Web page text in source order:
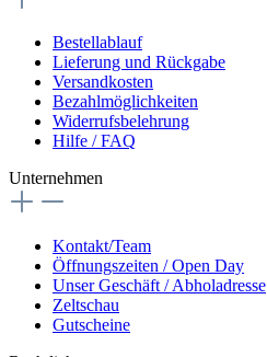
Bestellablauf
Lieferung und Rückgabe
Versandkosten
Bezahlmöglichkeiten
Widerrufsbelehrung
Hilfe / FAQ
Unternehmen
Kontakt/Team
Öffnungszeiten / Open Day
Unser Geschäft / Abholadresse
Zeltschau
Gutscheine